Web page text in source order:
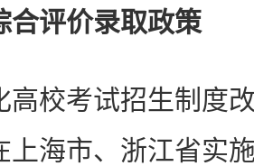
评价录取政策
考试招生制度改
上海市、浙江省实